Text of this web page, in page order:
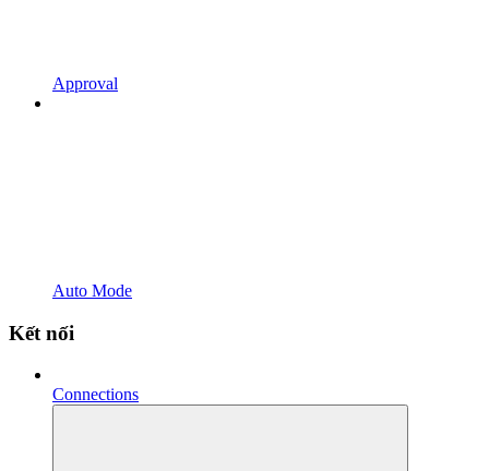
Approval
Auto Mode
Kết nối
Connections